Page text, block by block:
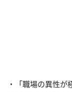
・「職場の異性